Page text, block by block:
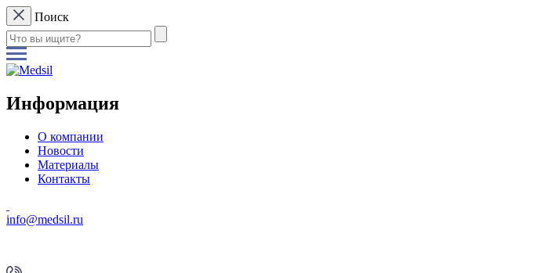
Поиск
Информация
О компании
Новости
Материалы
Контакты
info@medsil.ru